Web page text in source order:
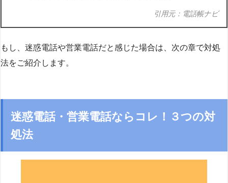
引用元：電話帳ナビ
もし、迷惑電話や営業電話だと感じた場合は、次の章で対処
法をご紹介します。
迷惑電話・営業電話ならコレ！３つの対
処法